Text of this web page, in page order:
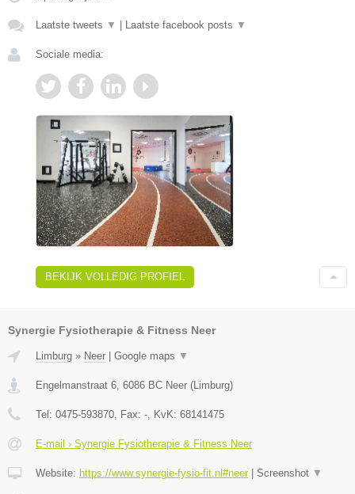
Laatste tweets ▼ Laatste facebook posts ▼
Sociale media:
BEKIJK VOLLEDIG PROFIEL
Synergie Fysiotherapie & Fitness Neer
Limburg » Neer | Google maps ▼
Engelmanstraat 6 6086 BC Neer (Limburg)
Tel: 0475-593870 , Fax: - , KvK: 68141475
E-mail › Synergie Fysiotherapie & Fitness Neer
Website: https://www.synergie-fysio-fit.nl#neer| Screenshot ▼